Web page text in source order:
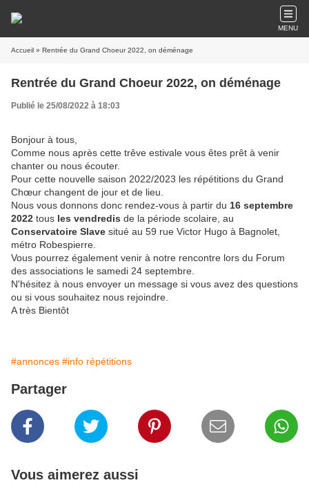
MENU
Accueil » Rentrée du Grand Choeur 2022, on déménage
Rentrée du Grand Choeur 2022, on déménage
Publié le 25/08/2022 à 18:03
Bonjour à tous,
Comme nous après cette trêve estivale vous êtes prêt à venir
chanter ou nous écouter.
Pour cette nouvelle saison 2022/2023 les répétitions du Grand
Chœur changent de jour et de lieu.
Nous vous donnons donc rendez-vous à partir du 16 septembre
2022 tous les vendredis de la période scolaire, au
Conservatoire Slave situé au 59 rue Victor Hugo à Bagnolet,
métro Robespierre.
Vous pourrez également venir à notre rencontre lors du Forum
des associations le samedi 24 septembre.
N'hésitez à nous envoyer un message si vous avez des questions
ou si vous souhaitez nous rejoindre.
A très Bientôt
#annonces #info répétitions
Partager
Vous aimerez aussi